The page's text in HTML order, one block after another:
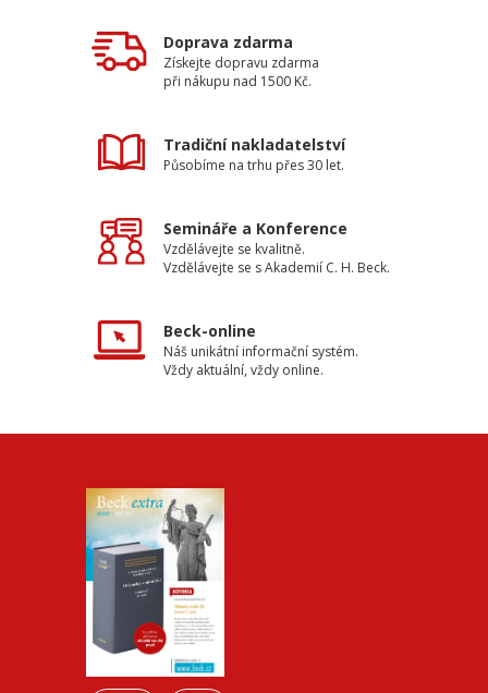
Doprava zdarma
Získejte dopravu zdarma
při nákupu nad 1500 Kč.
Tradiční nakladatelství
Působíme na trhu přes 30 let.
Semináře a Konference
Vzdělávejte se kvalitně.
Vzdělávejte se s Akademií C. H. Beck.
Beck-online
Náš unikátní informační systém.
Vždy aktuální, vždy online.